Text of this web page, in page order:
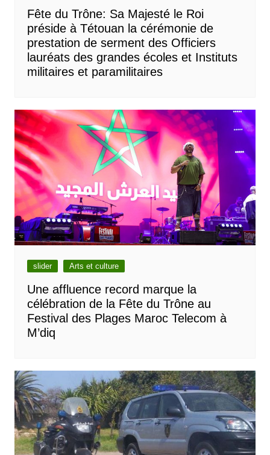
Fête du Trône: Sa Majesté le Roi
préside à Tétouan la cérémonie de
prestation de serment des Officiers
lauréats des grandes écoles et Instituts
militaires et paramilitaires
slider Arts et culture
Une affluence record marque la
célébration de la Fête du Trône au
Festival des Plages Maroc Telecom à
M’diq